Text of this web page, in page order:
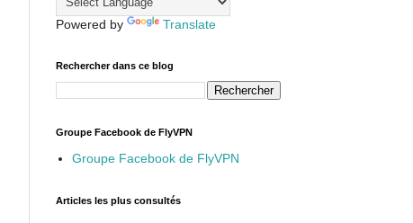
Powered by Translate
Rechercher dans ce blog
Groupe Facebook de FlyVPN
Groupe Facebook de FlyVPN
Articles les plus consultés